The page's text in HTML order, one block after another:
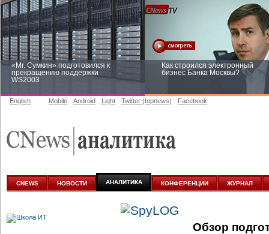
«Mr. Сумкин» подготовился к
прекращению поддержки
WS2003
Как строился электронный
бизнес Банка Москвы?
аналитике
English Mobile Android Light Twitter (topnews) Facebook
CNEWS НОВОСТИ АНАЛИТИКА КОНФЕРЕНЦИИ ЖУРНАЛ
Обзор